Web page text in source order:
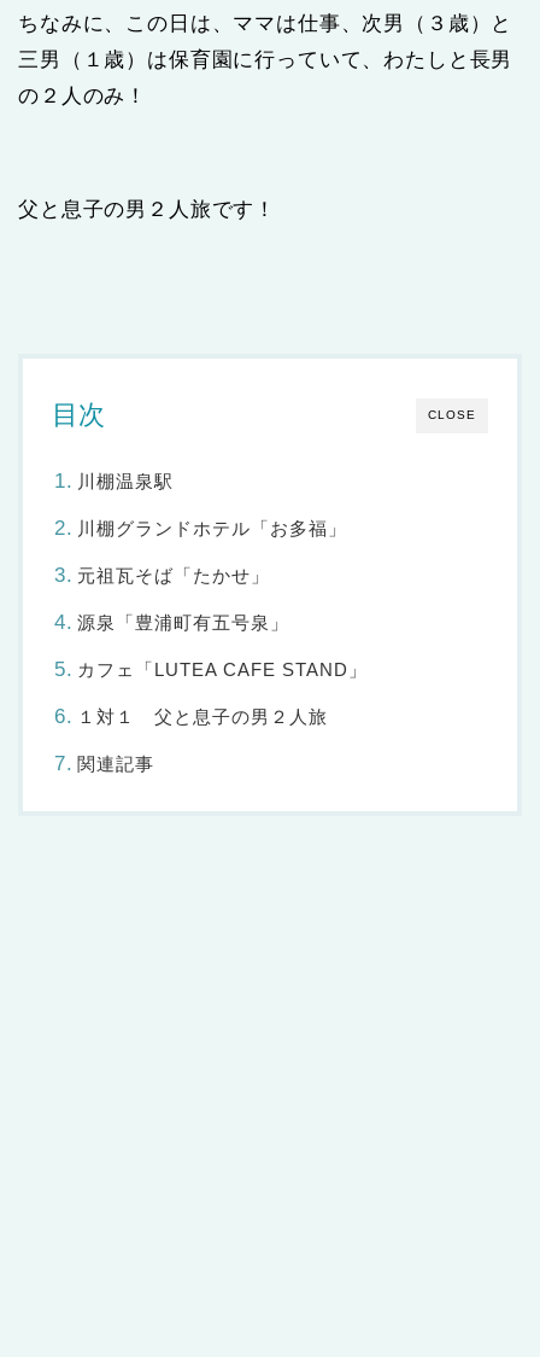
ちなみに、この日は、ママは仕事、次男（３歳）と
三男（１歳）は保育園に行っていて、わたしと長男
の２人のみ！
父と息子の男２人旅です！
CLOSE
目次
川棚温泉駅
川棚グランドホテル「お多福」
元祖瓦そば「たかせ」
源泉「豊浦町有五号泉」
カフェ「LUTEA CAFE STAND」
１対１ 父と息子の男２人旅
関連記事